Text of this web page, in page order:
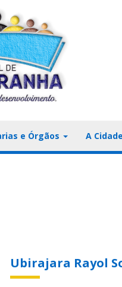
e Órgãos A Cidade
Ubirajara Rayol